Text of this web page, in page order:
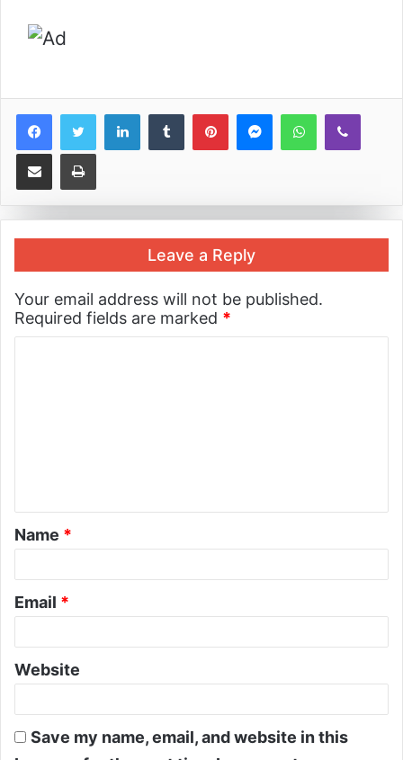
LinkedInTumblrPinterestMessenger
WhatsApp
Viber
Share via EmailPrint
Leave a Reply
Your email address will not be published.
Required fields are marked *
Name *
Email *
Website
Save my name, email, and website in this